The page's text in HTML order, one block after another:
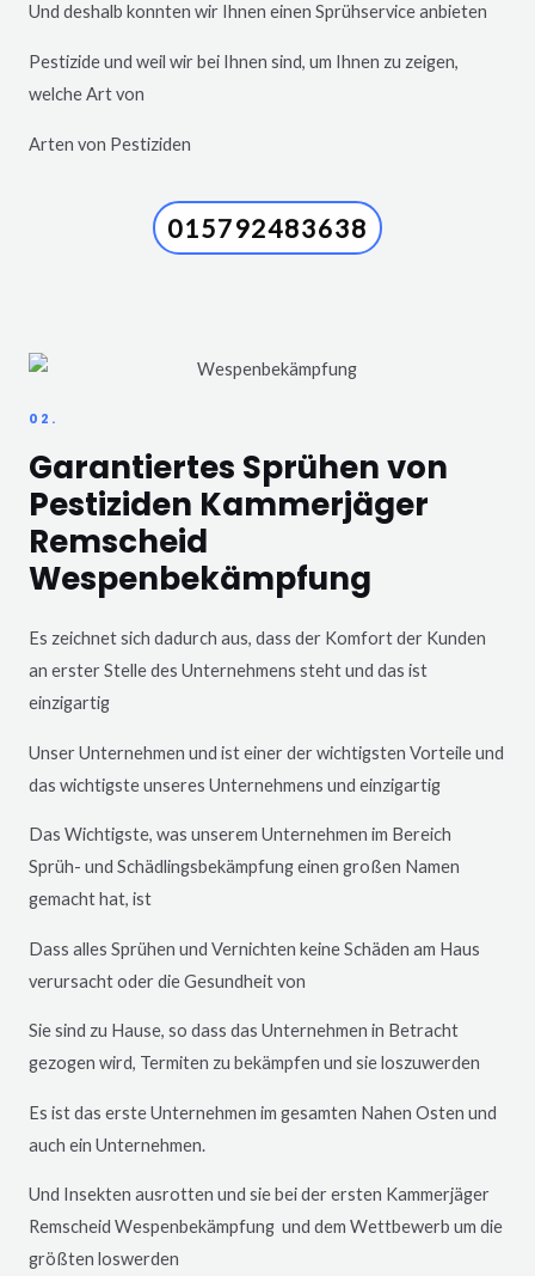
Und deshalb konnten wir Ihnen einen Sprühservice anbieten
Pestizide und weil wir bei Ihnen sind, um Ihnen zu zeigen,
welche Art von
Arten von Pestiziden
015792483638
02.
Garantiertes Sprühen von
Pestiziden Kammerjäger
Remscheid
Wespenbekämpfung
Es zeichnet sich dadurch aus, dass der Komfort der Kunden
an erster Stelle des Unternehmens steht und das ist
einzigartig
Unser Unternehmen und ist einer der wichtigsten Vorteile und
das wichtigste unseres Unternehmens und einzigartig
Das Wichtigste, was unserem Unternehmen im Bereich
Sprüh- und Schädlingsbekämpfung einen großen Namen
gemacht hat, ist
Dass alles Sprühen und Vernichten keine Schäden am Haus
verursacht oder die Gesundheit von
Sie sind zu Hause, so dass das Unternehmen in Betracht
gezogen wird, Termiten zu bekämpfen und sie loszuwerden
Es ist das erste Unternehmen im gesamten Nahen Osten und
auch ein Unternehmen.
Und Insekten ausrotten und sie bei der ersten Kammerjäger
Remscheid Wespenbekämpfung und dem Wettbewerb um die
größten loswerden